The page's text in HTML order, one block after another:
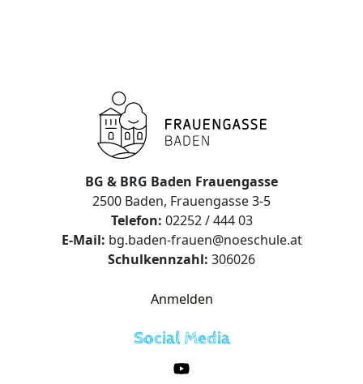
BG & BRG Baden Frauengasse
2500 Baden, Frauengasse 3-5
Telefon: 02252 / 444 03
E-Mail: bg.baden-frauen@noeschule.at
Schulkennzahl: 306026
Anmelden
Social Media